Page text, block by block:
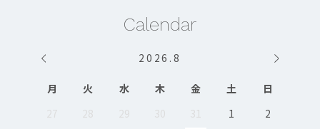
Calendar
2026 .8
月 火 水 木 金 土
日
27
28 29 30 31 1
2